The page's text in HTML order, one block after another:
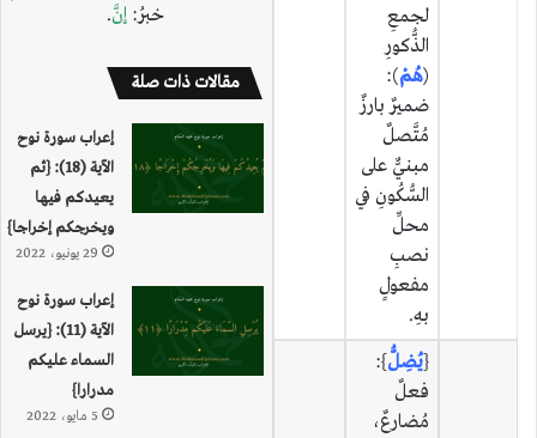
خبرُ:إنَّ.
مقالات ذات صلة
إعراب سورة نوح
الآية (18): {ثم
يعيدكم فيها
ويخرجكم إخراجا}
29 يونيو، 2022
إعراب سورة نوح
الآية (11): {يرسل
السماء عليكم
مدرارا}
5 مايو، 2022
لجمعِ
الذُّكورِ
(هُمْ):
ضميرٌ بارزٌ
مُتَّصلٌ
مبنيٌّ على
السُّكُونِ في
محلِّ
نصبِ
مفعولٍ
بهِ.
{يُضِلُّ}:
فعلٌ
مُضارعٌ،